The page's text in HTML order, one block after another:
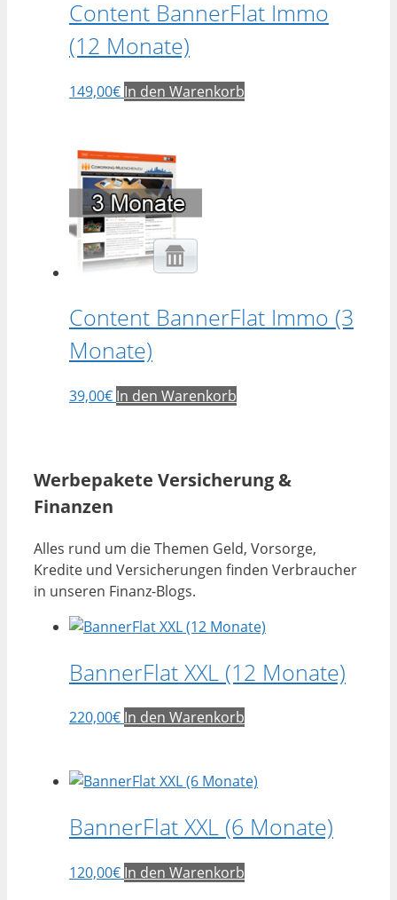
Content BannerFlat Immo
(12 Monate)
149,00€ In den Warenkorb
Content BannerFlat Immo (3
Monate)
39,00€ In den Warenkorb
Werbepakete Versicherung &
Finanzen
Alles rund um die Themen Geld, Vorsorge,
Kredite und Versicherungen finden Verbraucher
in unseren Finanz-Blogs.
BannerFlat XXL (12 Monate)
220,00€ In den Warenkorb
BannerFlat XXL (6 Monate)
120,00€ In den Warenkorb